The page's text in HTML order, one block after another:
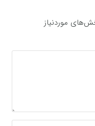
موردنیاز